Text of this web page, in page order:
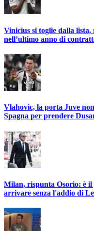
Vinicius si toglie dalla
nell’ultimo anno di
Vlahovic, la porta Juve
Spagna per prendere
Milan, rispunta Osorio: è
arrivare senza l'addio di